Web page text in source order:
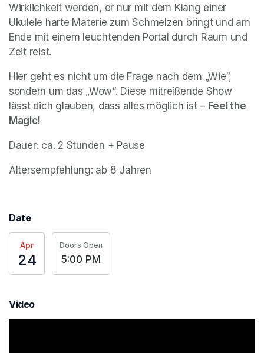
Wirklichkeit werden, er nur mit dem Klang einer
Ukulele harte Materie zum Schmelzen bringt und am
Ende mit einem leuchtenden Portal durch Raum und
Zeit reist.
Hier geht es nicht um die Frage nach dem „Wie“,
sondern um das „Wow“. Diese mitreißende Show
lässt dich glauben, dass alles möglich ist – Feel the
Magic!
Dauer: ca. 2 Stunden + Pause
Altersempfehlung: ab 8 Jahren
Date
Apr
24
Doors Open
5:00 PM
Video